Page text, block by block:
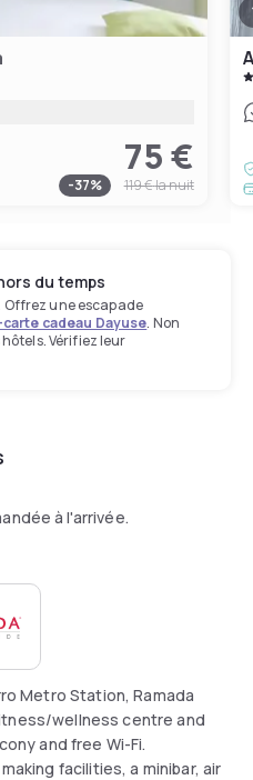
75 €
-37% 119 €la nuit
du temps
Offrez une escapade
cadeau Dayuse. Non
Vérifiez leur
à l'arrivée.
Metro Station, Ramada
wellness centre and
and free Wi-Fi.
facilities, a minibar, air